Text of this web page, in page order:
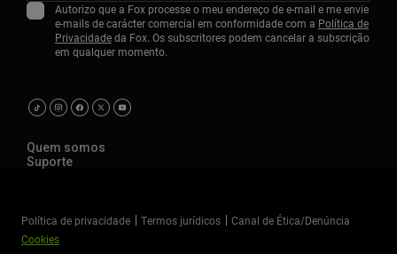
Autorizo que a Fox processe o meu endereço de e-mail e me envie
e-mails de carácter comercial em conformidade com a Política de
Privacidadeda Fox. Os subscritores podem cancelar a subscrição
em qualquer momento.
Quem somos
Suporte
Política de privacidade Termos jurídicos
Canal de Ética/Denúncia
Cookies